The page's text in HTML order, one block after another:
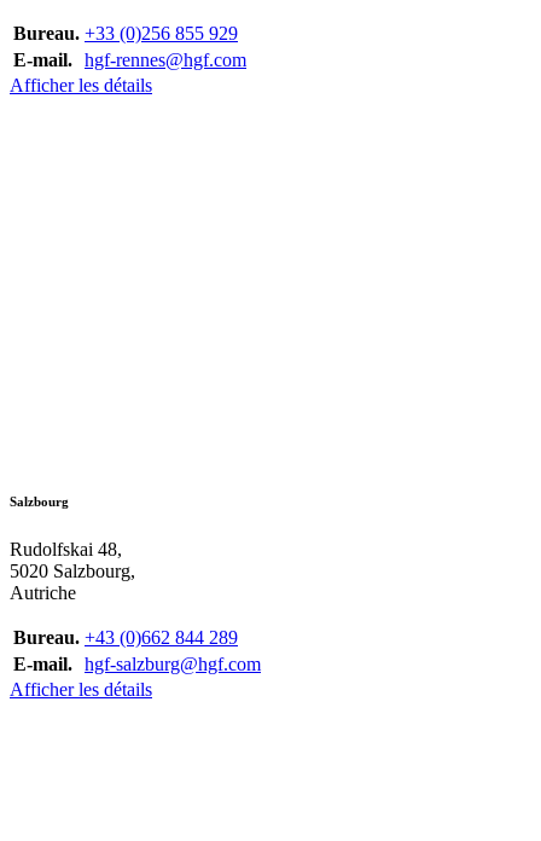
Bureau. +33 (0)256 855 929
E-mail. hgf-rennes@hgf.com
Afficher les détails
Salzbourg
Rudolfskai 48,
5020 Salzbourg,
Autriche
Bureau. +43 (0)662 844 289
E-mail. hgf-salzburg@hgf.com
Afficher les détails